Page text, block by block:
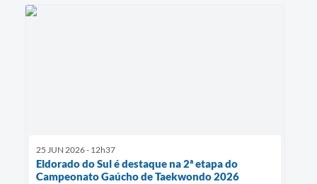
25 JUN 2026 - 12h37
Eldorado do Sul é destaque na 2ª etapa do
Campeonato Gaúcho de Taekwondo 2026